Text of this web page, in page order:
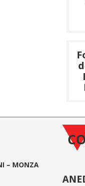
– MONZA